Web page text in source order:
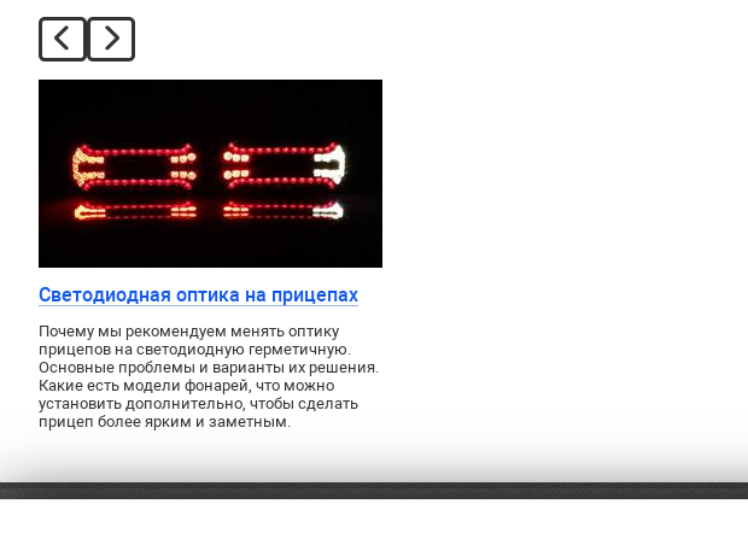
Светодиодная оптика на прицепах
Почему мы рекомендуем менять оптику
прицепов на светодиодную герметичную.
Основные проблемы и варианты их решения.
Какие есть модели фонарей, что можно
установить дополнительно, чтобы сделать
прицеп более ярким и заметным.